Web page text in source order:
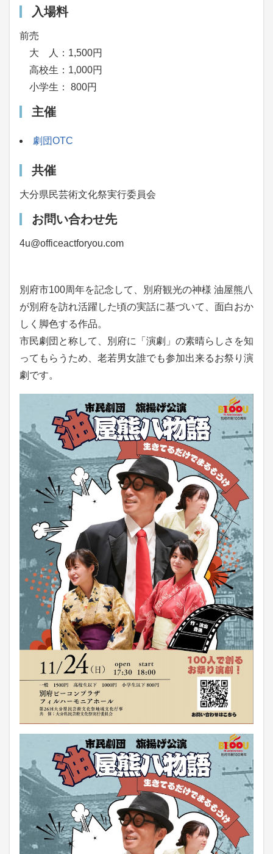
入場料
前売
大 人：1,500円
高校生：1,000円
小学生： 800円
主催
劇団OTC
共催
大分県民芸術文化祭実行委員会
お問い合わせ先
4u@officeactforyou.com
別府市100周年を記念して、別府観光の神様 油屋熊八
が別府を訪れ活躍した頃の実話に基づいて、面白おか
しく脚色する作品。
市民劇団と称して、別府に「演劇」の素晴らしさを知
ってもらうため、老若男女誰でも参加出来るお祭り演
劇です。